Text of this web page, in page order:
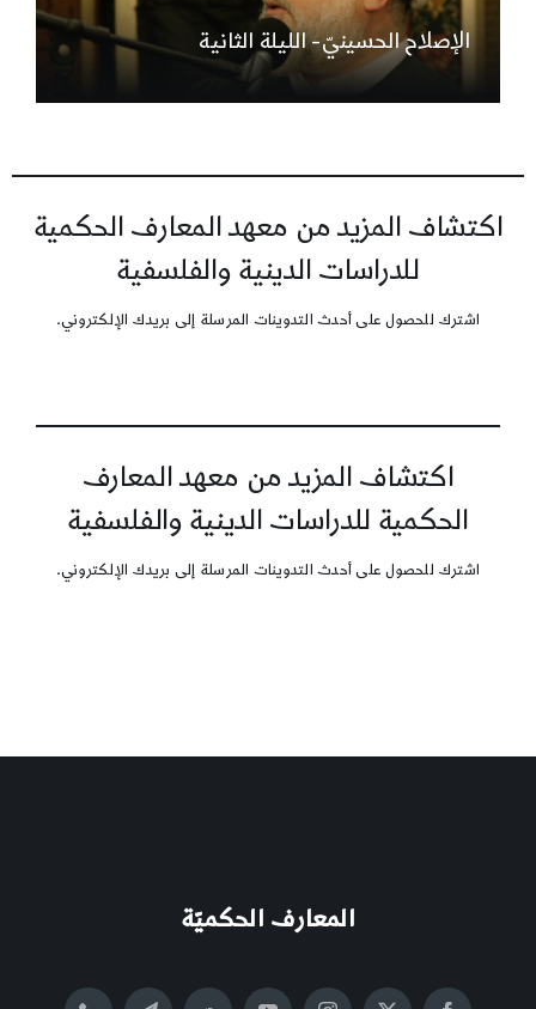
الإصلاح الحسينيّ- الليلة الثانية
اكتشاف المزيد من معهد المعارف الحكمية
للدراسات الدينية والفلسفية
اشترك للحصول على أحدث التدوينات المرسلة إلى بريدك الإلكتروني.
اكتشاف المزيد من معهد المعارف
الحكمية للدراسات الدينية والفلسفية
اشترك للحصول على أحدث التدوينات المرسلة إلى بريدك الإلكتروني.
المعارف الحكميّة